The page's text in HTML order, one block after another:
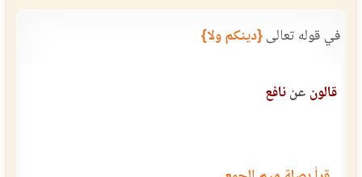
في قوله تعالى{دينكم ولا}
قالون عننافع